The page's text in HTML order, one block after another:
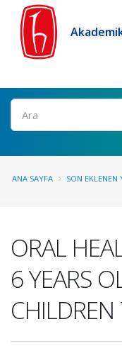
Ara
ANA SAYFA SON EKLENEN
ORAL
6 YEARS
CHILDREN